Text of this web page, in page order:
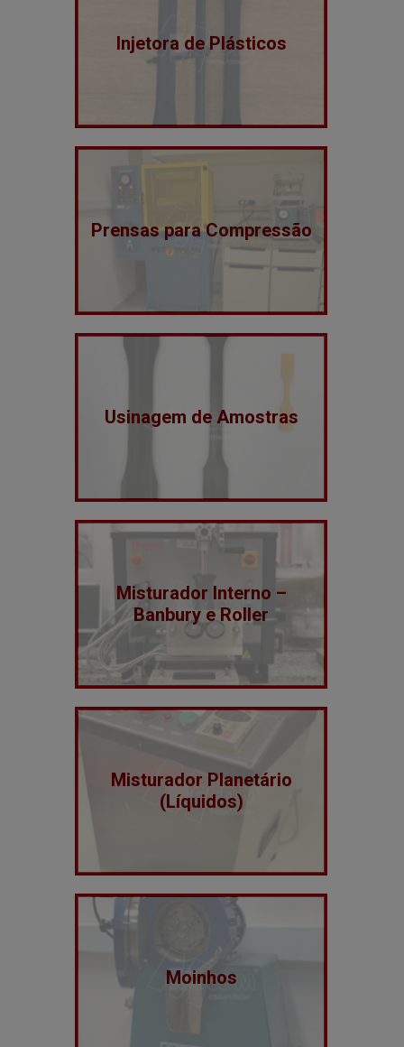
Injetora de Plásticos
Prensas para Compressão
Usinagem de Amostras
Misturador Interno –
Banbury e Roller
Misturador Planetário
(Líquidos)
Moinhos